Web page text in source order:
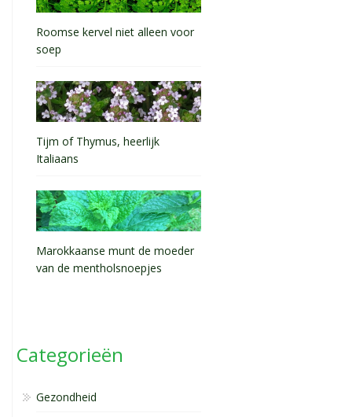
Roomse kervel niet alleen voor
soep
Tijm of Thymus, heerlijk
Italiaans
Marokkaanse munt de moeder
van de mentholsnoepjes
Categorieën
Gezondheid